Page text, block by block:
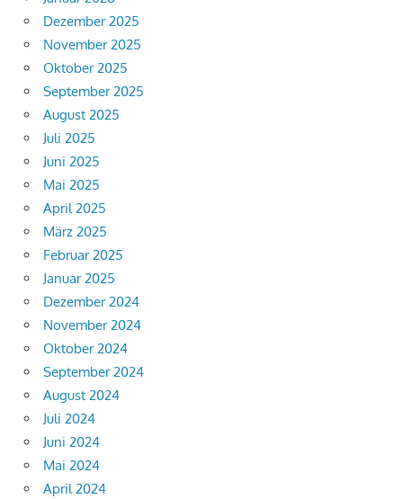
Dezember 2025
November 2025
Oktober 2025
September 2025
August 2025
Juli 2025
Juni 2025
Mai 2025
April 2025
März 2025
Februar 2025
Januar 2025
Dezember 2024
November 2024
Oktober 2024
September 2024
August 2024
Juli 2024
Juni 2024
Mai 2024
April 2024